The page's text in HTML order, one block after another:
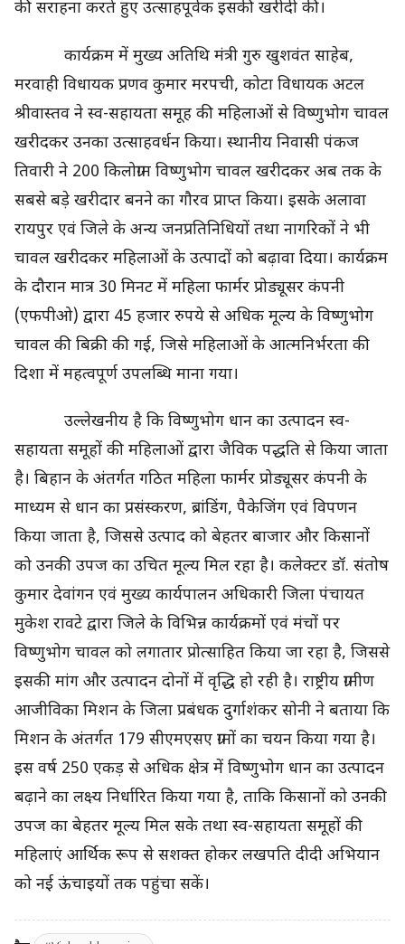
की सराहना करते हुए उत्साहपूर्वक इसकी खरीदी की।
कार्यक्रम में मुख्य अतिथि मंत्री गुरु खुशवंत साहेब,
मरवाही विधायक प्रणव कुमार मरपची, कोटा विधायक अटल
श्रीवास्तव ने स्व-सहायता समूह की महिलाओं से विष्णुभोग चावल
खरीदकर उनका उत्साहवर्धन किया। स्थानीय निवासी पंकज
तिवारी ने 200 किलोग्राम विष्णुभोग चावल खरीदकर अब तक के
सबसे बड़े खरीदार बनने का गौरव प्राप्त किया। इसके अलावा
रायपुर एवं जिले के अन्य जनप्रतिनिधियों तथा नागरिकों ने भी
चावल खरीदकर महिलाओं के उत्पादों को बढ़ावा दिया। कार्यक्रम
के दौरान मात्र 30 मिनट में महिला फार्मर प्रोड्यूसर कंपनी
(एफपीओ) द्वारा 45 हजार रुपये से अधिक मूल्य के विष्णुभोग
चावल की बिक्री की गई, जिसे महिलाओं के आत्मनिर्भरता की
दिशा में महत्वपूर्ण उपलब्धि माना गया।
उल्लेखनीय है कि विष्णुभोग धान का उत्पादन स्व-
सहायता समूहों की महिलाओं द्वारा जैविक पद्धति से किया जाता
है। बिहान के अंतर्गत गठित महिला फार्मर प्रोड्यूसर कंपनी के
माध्यम से धान का प्रसंस्करण, ब्रांडिंग, पैकेजिंग एवं विपणन
किया जाता है, जिससे उत्पाद को बेहतर बाजार और किसानों
को उनकी उपज का उचित मूल्य मिल रहा है। कलेक्टर डॉ. संतोष
कुमार देवांगन एवं मुख्य कार्यपालन अधिकारी जिला पंचायत
मुकेश रावटे द्वारा जिले के विभिन्न कार्यक्रमों एवं मंचों पर
विष्णुभोग चावल को लगातार प्रोत्साहित किया जा रहा है, जिससे
इसकी मांग और उत्पादन दोनों में वृद्धि हो रही है। राष्ट्रीय ग्रामीण
आजीविका मिशन के जिला प्रबंधक दुर्गाशंकर सोनी ने बताया कि
मिशन के अंतर्गत 179 सीएमएसए ग्रामों का चयन किया गया है।
इस वर्ष 250 एकड़ से अधिक क्षेत्र में विष्णुभोग धान का उत्पादन
बढ़ाने का लक्ष्य निर्धारित किया गया है, ताकि किसानों को उनकी
उपज का बेहतर मूल्य मिल सके तथा स्व-सहायता समूहों की
महिलाएं आर्थिक रूप से सशक्त होकर लखपति दीदी अभियान
को नई ऊंचाइयों तक पहुंचा सकें।